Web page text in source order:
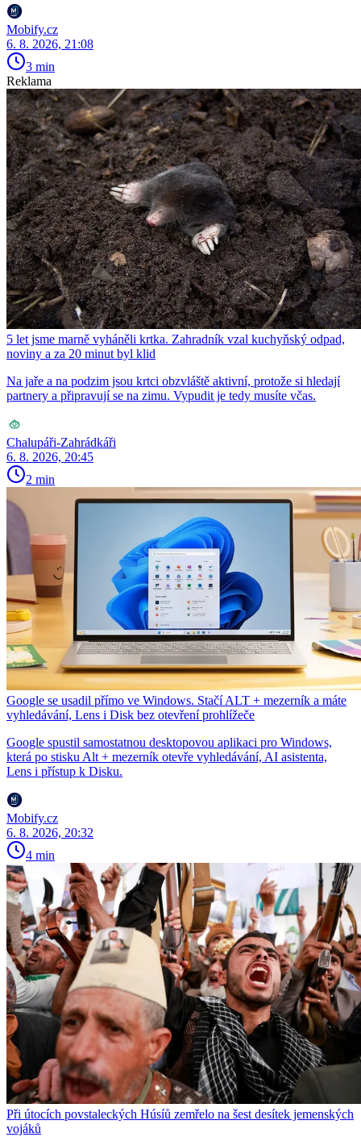
Mobify.cz
6. 8. 2026, 21:08
3 min
Reklama
5 let jsme marně vyháněli krtka. Zahradník vzal kuchyňský odpad,
noviny a za 20 minut byl klid
Na jaře a na podzim jsou krtci obzvláště aktivní, protože si hledají
partnery a připravují se na zimu. Vypudit je tedy musíte včas.
Chalupáři-Zahrádkáři
6. 8. 2026, 20:45
2 min
Google se usadil přímo ve Windows. Stačí ALT + mezerník a máte
vyhledávání, Lens i Disk bez otevření prohlížeče
Google spustil samostatnou desktopovou aplikaci pro Windows,
která po stisku Alt + mezerník otevře vyhledávání, AI asistenta,
Lens i přístup k Disku.
Mobify.cz
6. 8. 2026, 20:32
4 min
Při útocích povstaleckých Húsíů zemřelo na šest desítek jemenských
vojáků